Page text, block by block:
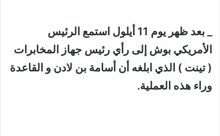
_ بعد ظهر يوم 11 أيلول استمع الرئيس
الأمريكي بوش إلى رأي رئيس جهاز المخابرات
( تينت ) الذي ابلغه أن أسامة بن لادن و القاعدة
وراء هذه العملية.